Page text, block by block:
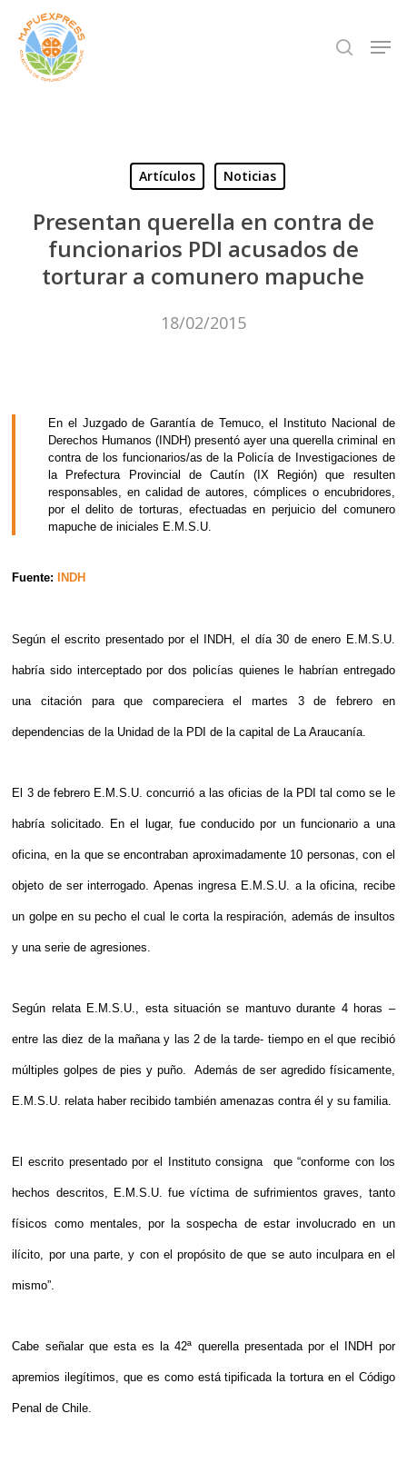
Skip
main
search
Artículos Noticias
Presentan querella en contra de
funcionarios PDI acusados de
torturar a comunero mapuche
18/02/2015
En el Juzgado de Garantía de Temuco, el Instituto Nacional de
Derechos Humanos (INDH) presentó ayer una querella criminal en
contra de los funcionarios/as de la Policía de Investigaciones de
la Prefectura Provincial de Cautín (IX Región) que resulten
responsables, en calidad de autores, cómplices o encubridores,
por el delito de torturas, efectuadas en perjuicio del comunero
mapuche de iniciales E.M.S.U.
Fuente: INDH
Según el escrito presentado por el INDH, el día 30 de enero E.M.S.U.
habría sido interceptado por dos policías quienes le habrían entregado
una citación para que compareciera el martes 3 de febrero en
dependencias de la Unidad de la PDI de la capital de La Araucanía.
El 3 de febrero E.M.S.U. concurrió a las oficias de la PDI tal como se le
habría solicitado. En el lugar, fue conducido por un funcionario a una
oficina, en la que se encontraban aproximadamente 10 personas, con el
objeto de ser interrogado. Apenas ingresa E.M.S.U. a la oficina, recibe
un golpe en su pecho el cual le corta la respiración, además de insultos
y una serie de agresiones.
Según relata E.M.S.U., esta situación se mantuvo durante 4 horas –
entre las diez de la mañana y las 2 de la tarde- tiempo en el que recibió
múltiples golpes de pies y puño. Además de ser agredido físicamente,
E.M.S.U. relata haber recibido también amenazas contra él y su familia.
El escrito presentado por el Instituto consigna que “conforme con los
hechos descritos, E.M.S.U. fue víctima de sufrimientos graves, tanto
físicos como mentales, por la sospecha de estar involucrado en un
ilícito, por una parte, y con el propósito de que se auto inculpara en el
mismo”.
Cabe señalar que esta es la 42ª querella presentada por el INDH por
apremios ilegítimos, que es como está tipificada la tortura en el Código
Penal de Chile.
Close